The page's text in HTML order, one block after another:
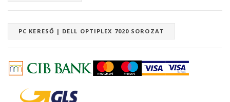
PC KERESŐ | DELL OPTIPLEX 7020 SOROZAT